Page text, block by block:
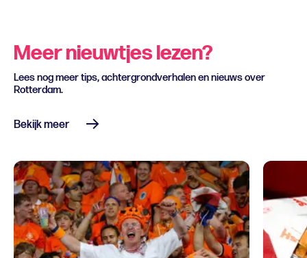
Meer nieuwtjes lezen?
Lees nog meer tips, achtergrondverhalen en nieuws over
Rotterdam.
Bekijk meer